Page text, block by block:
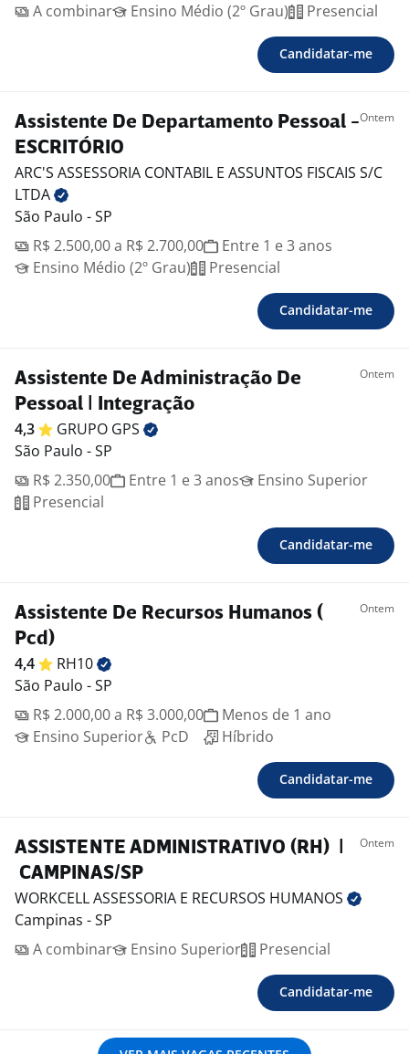
A combinar
Ensino Médio (2º Grau) Presencial
Candidatar-me
Assistente De Departamento Pessoal -
ESCRITÓRIO
Ontem
ARC'S ASSESSORIA CONTABIL E ASSUNTOS FISCAIS S/C
LTDA
São Paulo - SP
R$ 2.500,00 a R$ 2.700,00
Entre 1 e 3 anos
Ensino Médio (2º Grau)
Presencial
Candidatar-me
Assistente De Administração De
Pessoal | Integração
Ontem
4,3 GRUPO GPS
São Paulo - SP
R$ 2.350,00
Entre 1 e 3 anos
Ensino Superior
Presencial
Candidatar-me
Assistente De Recursos Humanos (
Pcd)
Ontem
4,4
RH10
São Paulo - SP
R$ 2.000,00 a R$ 3.000,00
Menos de 1 ano
Ensino Superior
PcD Híbrido
Candidatar-me
ASSISTENTE ADMINISTRATIVO (RH) |
CAMPINAS/SP
Ontem
WORKCELL ASSESSORIA E RECURSOS HUMANOS
Campinas - SP
A combinar
Ensino Superior Presencial
Candidatar-me